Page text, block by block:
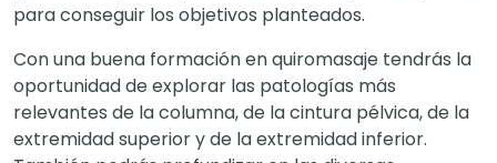
para conseguir los objetivos planteados.
Con una buena formación en quiromasaje tendrás la
oportunidad de explorar las patologías más
relevantes de la columna, de la cintura pélvica, de la
extremidad superior y de la extremidad inferior.